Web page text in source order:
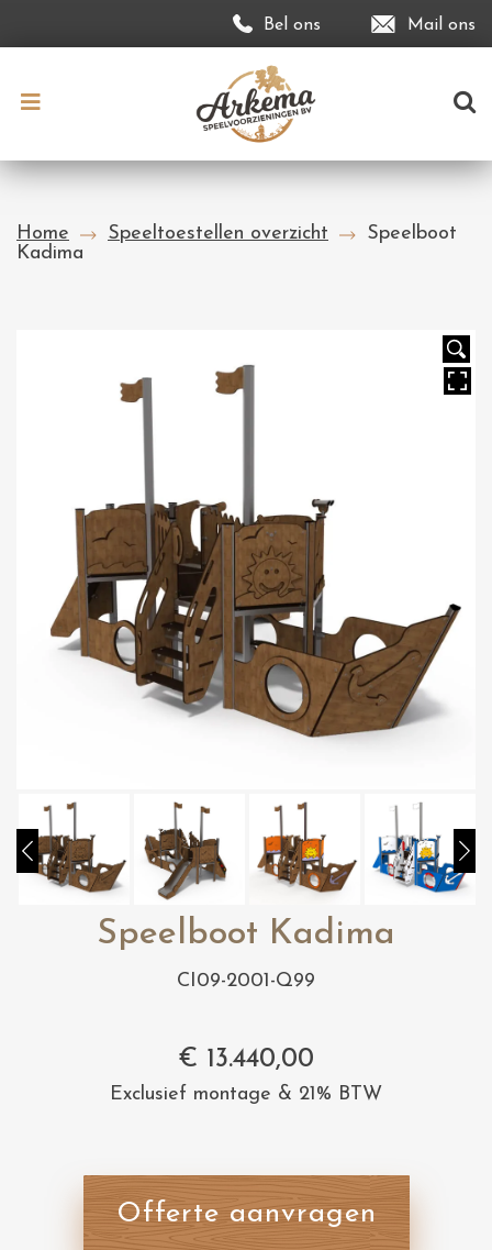
Bel ons Mail ons
Home Speeltoestellen overzicht
Speelboot
Kadima
Speelboot Kadima
CI09-2001-Q99
€ 13.440,00
Exclusief montage & 21% BTW
Offerte aanvragen